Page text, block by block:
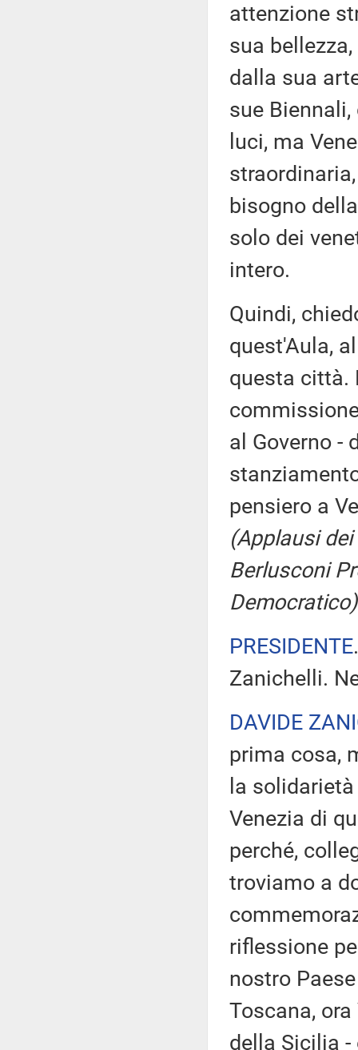
attenzione
sua
dalla sua
sue
luci, ma
bisogno
solo dei
intero.
Quindi,
quest'Aula,
questa città.
al Governo -
pensiero a
(Applausi
Berlusconi
PRESIDENTE
Zanichelli.
DAVIDE
prima cosa,
la
Venezia di
perché,
troviamo a
riflessione
nostro
Toscana,
della Sicilia -